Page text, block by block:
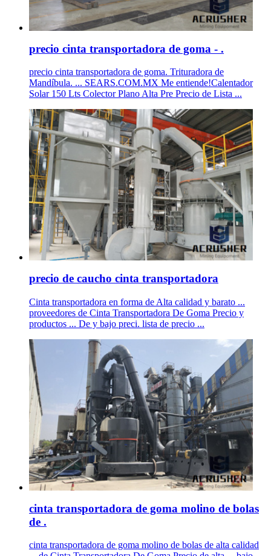
precio cinta transportadora de goma - .
precio cinta transportadora de goma. Trituradora de
Mandíbula. ... SEARS.COM.MX Me entiende!Calentador
Solar 150 Lts Colector Plano Alta Pre Precio de Lista ...
precio de caucho cinta transportadora
Cinta transportadora en forma de Alta calidad y barato ...
proveedores de Cinta Transportadora De Goma Precio y
productos ... De y bajo preci. lista de precio ...
cinta transportadora de goma molino de bolas
de .
cinta transportadora de goma molino de bolas de alta calidad